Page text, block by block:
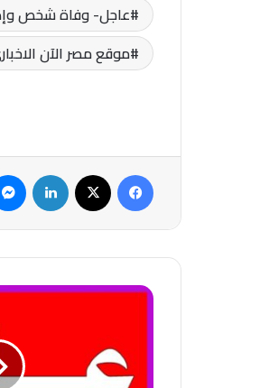
عاجل- وفاة شخص وإصابة 20 آخرين في تصادم مروع بين تريلا و15 سيارة
موقع مصر الآن
فيسبوك لينكدإن
عاجل-
مفاجئ
يضرب